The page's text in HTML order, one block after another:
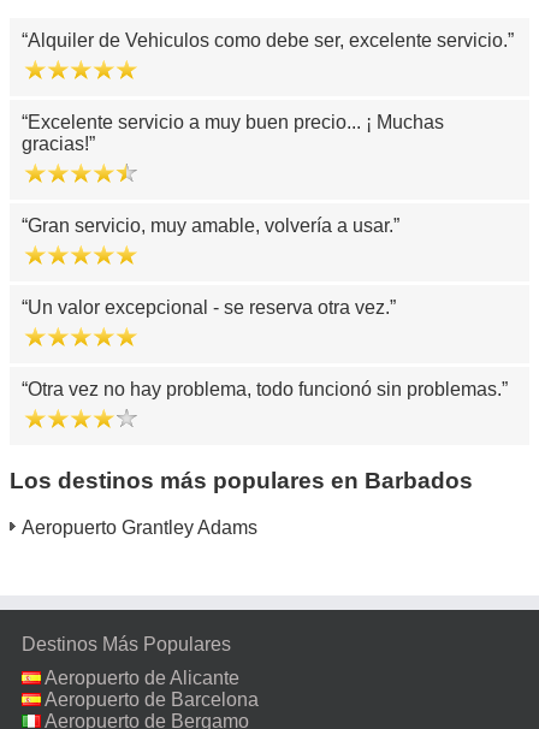
Alquiler de Vehiculos como debe ser, excelente servicio.
Excelente servicio a muy buen precio... ¡ Muchas
gracias!
Gran servicio, muy amable, volvería a usar.
Un valor excepcional - se reserva otra vez.
Otra vez no hay problema, todo funcionó sin problemas.
Los destinos más populares en Barbados
Aeropuerto Grantley Adams
Destinos Más Populares
Aeropuerto de Alicante
Aeropuerto de Barcelona
Aeropuerto de Bergamo